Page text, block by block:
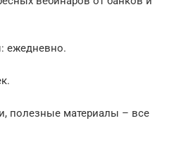
ежедневно.
полезные материалы – все